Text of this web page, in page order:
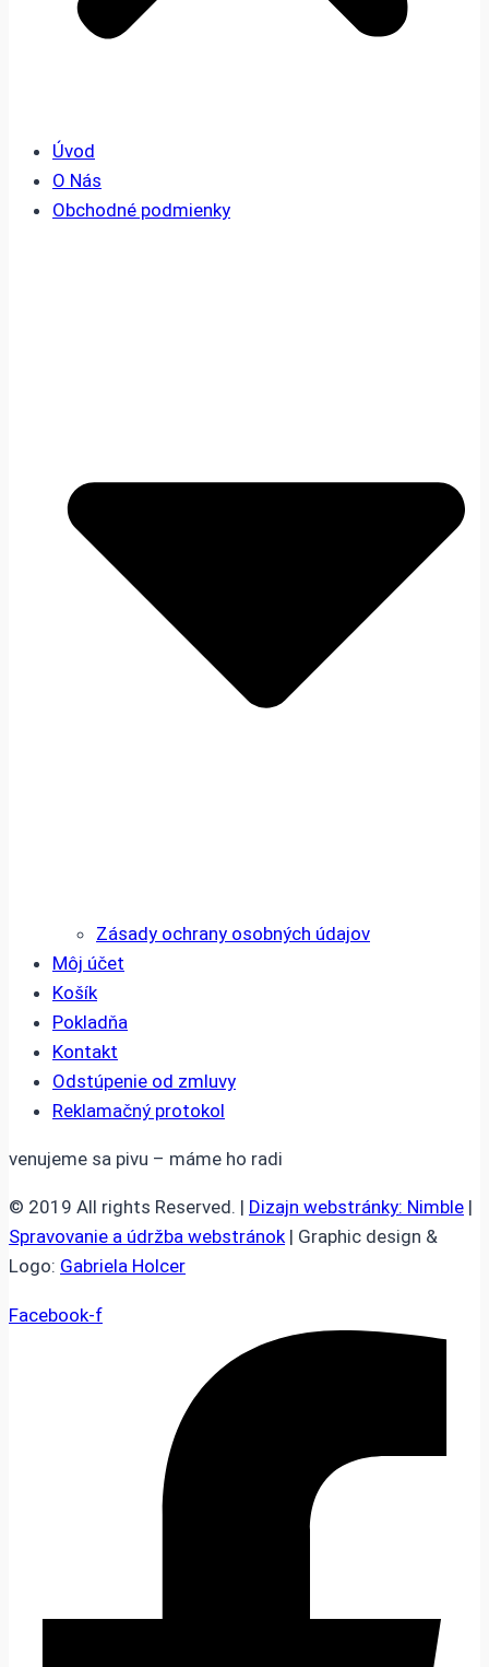
Úvod
O Nás
Obchodné podmienky
Zásady ochrany osobných údajov
Môj účet
Košík
Pokladňa
Kontakt
Odstúpenie od zmluvy
Reklamačný protokol
venujeme sa pivu – máme ho radi
© 2019 All rights Reserved. | Dizajn webstránky: Nimble |
Spravovanie a údržba webstránok| Graphic design &
Logo: Gabriela Holcer
Facebook-f